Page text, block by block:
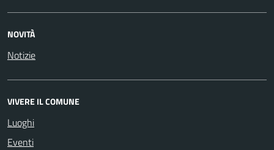
NOVITÀ
Notizie
VIVERE IL COMUNE
Luoghi
Eventi